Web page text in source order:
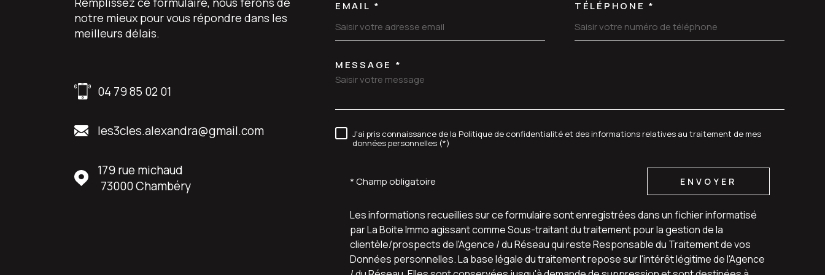
notre mieux pour vous répondre dans les
meilleurs délais.
04 79 85 02 01
les3cles.alexandra@gmail.com
179 rue michaud
73000
Chambéry
EMAIL * TÉLÉPHONE *
TRAD_MELTEM_VOREDEMANDE
MESSAGE *
RÈGLEMENTATION
J'ai pris connaissance de la Politique de confidentialité et des informations relatives au traitement de mes
données personnelles (*)
* Champ obligatoire ENVOYER
Les informations recueillies sur ce formulaire sont enregistrées dans un fichier informatisé
par La Boite Immo agissant comme Sous-traitant du traitement pour la gestion de la
clientèle/prospects de l'Agence / du Réseau qui reste Responsable du Traitement de vos
Données personnelles. La base légale du traitement repose sur l'intérêt légitime de l'Agence